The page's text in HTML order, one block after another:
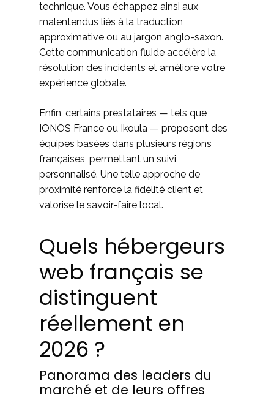
technique. Vous échappez ainsi aux
malentendus liés à la traduction
approximative ou au jargon anglo-saxon.
Cette communication fluide accélère la
résolution des incidents et améliore votre
expérience globale.
Enfin, certains prestataires — tels que
IONOS France ou Ikoula — proposent des
équipes basées dans plusieurs régions
françaises, permettant un suivi
personnalisé. Une telle approche de
proximité renforce la fidélité client et
valorise le savoir-faire local.
Quels hébergeurs
web français se
distinguent
réellement en
2026 ?
Panorama des leaders du
marché et de leurs offres